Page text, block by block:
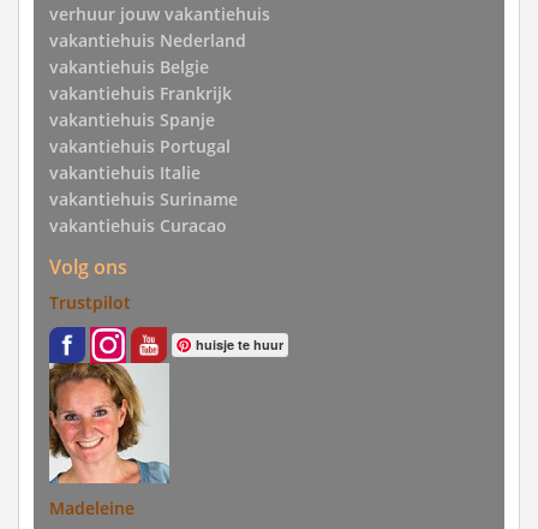
verhuur jouw vakantiehuis
vakantiehuis Nederland
vakantiehuis Belgie
vakantiehuis Frankrijk
vakantiehuis Spanje
vakantiehuis Portugal
vakantiehuis Italie
vakantiehuis Suriname
vakantiehuis Curacao
Volg ons
Trustpilot
huisje te huur
Madeleine